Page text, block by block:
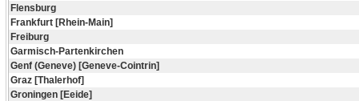
Flensburg
Frankfurt [Rhein-Main]
Freiburg
Garmisch-Partenkirchen
Genf (Geneve) [Geneve-Cointrin]
Graz [Thalerhof]
Groningen [Eeide]